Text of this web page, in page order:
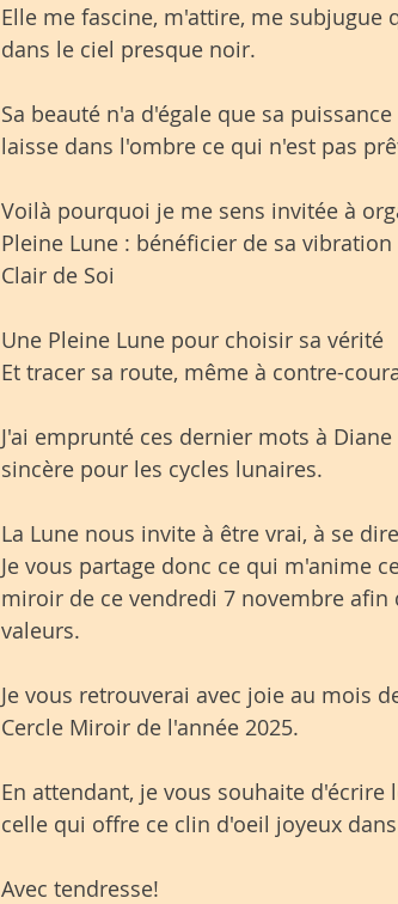
Elle me fascine, m'attire, me
dans le ciel presque noir.
Sa beauté n'a d'égale que sa
laisse dans l'ombre ce qui n'est pas
Voilà pourquoi je me sens invitée à
Pleine Lune : bénéficier de sa
Clair de Soi
Une Pleine Lune pour choisir sa vérité
Et tracer sa route, même à contre-
J'ai emprunté ces dernier mots à
sincère pour les cycles lunaires.
La Lune nous invite à être vrai, à se
Je vous partage donc ce qui m'anime
miroir de ce vendredi 7 novembre
valeurs.
Je vous retrouverai avec joie au mois
Cercle Miroir de l'année 2025.
En attendant, je vous souhaite
celle qui offre ce clin d'oeil joyeux
Avec tendresse!